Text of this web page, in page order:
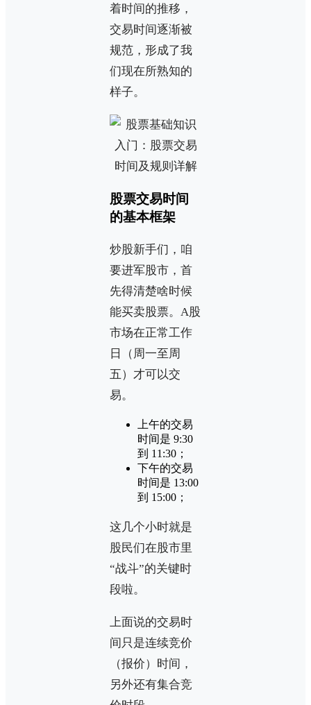
着时间的推移，
交易时间逐渐被
规范，形成了我
们现在所熟知的
样子。
股票交易时间
的基本框架
炒股新手们，咱
要进军股市，首
先得清楚啥时候
能买卖股票。A股
市场在正常工作
日（周一至周
五）才可以交
易。
上午的交易
时间是 9:30
到 11:30；
下午的交易
时间是 13:00
到 15:00；
这几个小时就是
股民们在股市里
“战斗”的关键时
段啦。
上面说的交易时
间只是连续竞价
（报价）时间，
另外还有集合竞